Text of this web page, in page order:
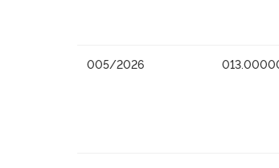
005/2026